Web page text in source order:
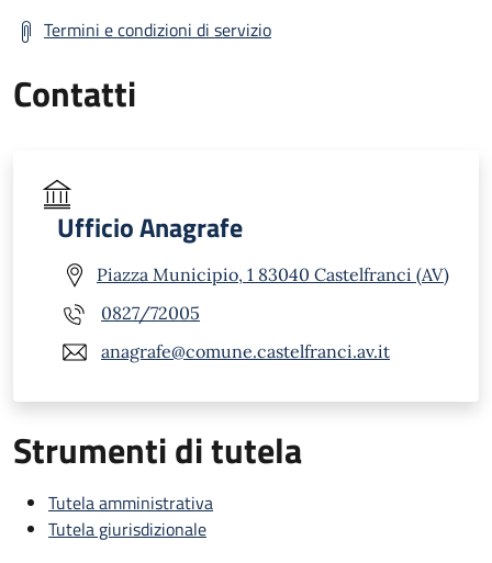
Termini e condizioni di servizio
Contatti
Ufficio Anagrafe
Piazza Municipio, 1 83040 Castelfranci (AV)
0827/72005
anagrafe@comune.castelfranci.av.it
Strumenti di tutela
Tutela amministrativa
Tutela giurisdizionale